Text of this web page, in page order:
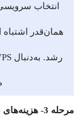
انتخاب
همان‌قدر
مرحله 3- هزینه‌های سرور مجازی